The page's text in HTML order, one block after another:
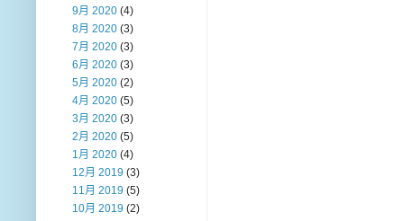
9月 2020 (4)
8月 2020 (3)
7月 2020 (3)
6月 2020 (3)
5月 2020 (2)
4月 2020 (5)
3月 2020 (3)
2月 2020 (5)
1月 2020 (4)
12月 2019 (3)
11月 2019 (5)
10月 2019 (2)